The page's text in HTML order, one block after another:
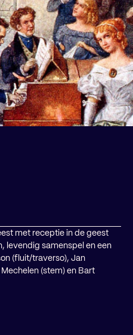
met receptie in de geest
levendig samenspel en een
(fluit/traverso), Jan
(stem) en Bart